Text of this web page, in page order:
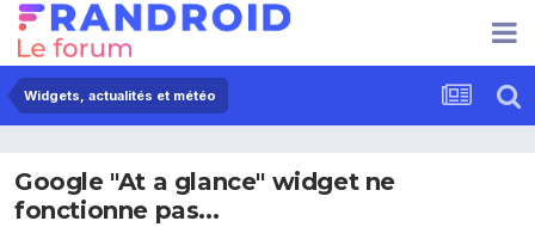
Widgets, actualités et météo
Google "At a glance" widget ne
fonctionne pas...